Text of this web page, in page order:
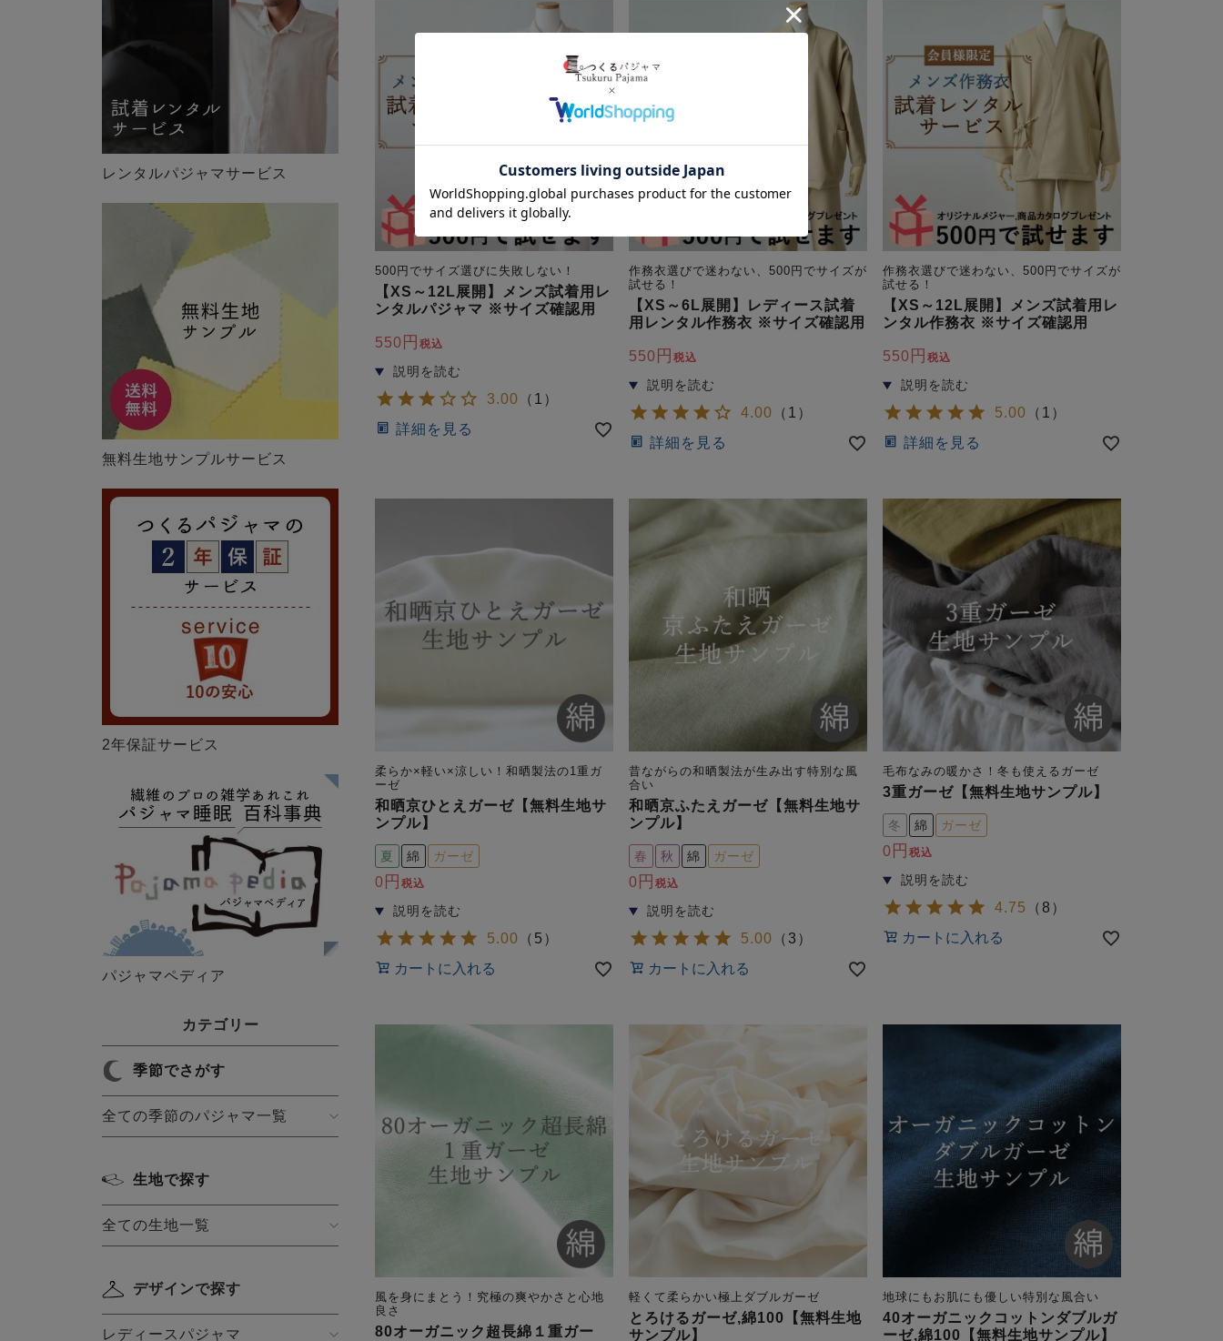
レンタルパジャマサービス
無料生地サンプルサービス
2年保証サービス
パジャマペディア
カテゴリー
季節でさがす
全ての季節のパジャマ一覧
生地で探す
全ての生地一覧
デザインで探す
レディースパジャマ
500円でサイズ選びに失敗しない！
【XS～12L展開】メンズ試着用レ
ンタルパジャマ ※サイズ確認用
550 税込
3.00 （ 1 ）
詳細を見る
作務衣選びで迷わない、500円でサイズが
試せる！
【XS～6L展開】レディース試着
用レンタル作務衣 ※サイズ確認用
550 税込
4.00 （ 1 ）
詳細を見る
作務衣選びで迷わない、500円でサイズが
試せる！
【XS～12L展開】メンズ試着用レ
ンタル作務衣 ※サイズ確認用
550 税込
5.00 （ 1 ）
詳細を見る
柔らか×軽い×涼しい！和晒製法の1重ガ
ーゼ
和晒京ひとえガーゼ【無料生地サ
ンプル】
夏 綿 ガーゼ
0 税込
5.00 （ 5 ）
カートに入れる
昔ながらの和晒製法が生み出す特別な風
合い
和晒京ふたえガーゼ【無料生地サ
ンプル】
春 秋 綿 ガーゼ
0 税込
5.00 （3 ）
カートに入れる
毛布なみの暖かさ！冬も使えるガーゼ
3重ガーゼ【無料生地サンプル】
冬 綿 ガーゼ
0 税込
4.75 （8 ）
カートに入れる
風を身にまとう！究極の爽やかさと心地
良さ
80オーガニック超長綿１重ガー
軽くて柔らかい極上ダブルガーゼ
とろけるガーゼ,綿100【無料生地
サンプル】
地球にもお肌にも優しい特別な風合い
40オーガニックコットンダブルガ
ーゼ,綿100【無料生地サンプル】